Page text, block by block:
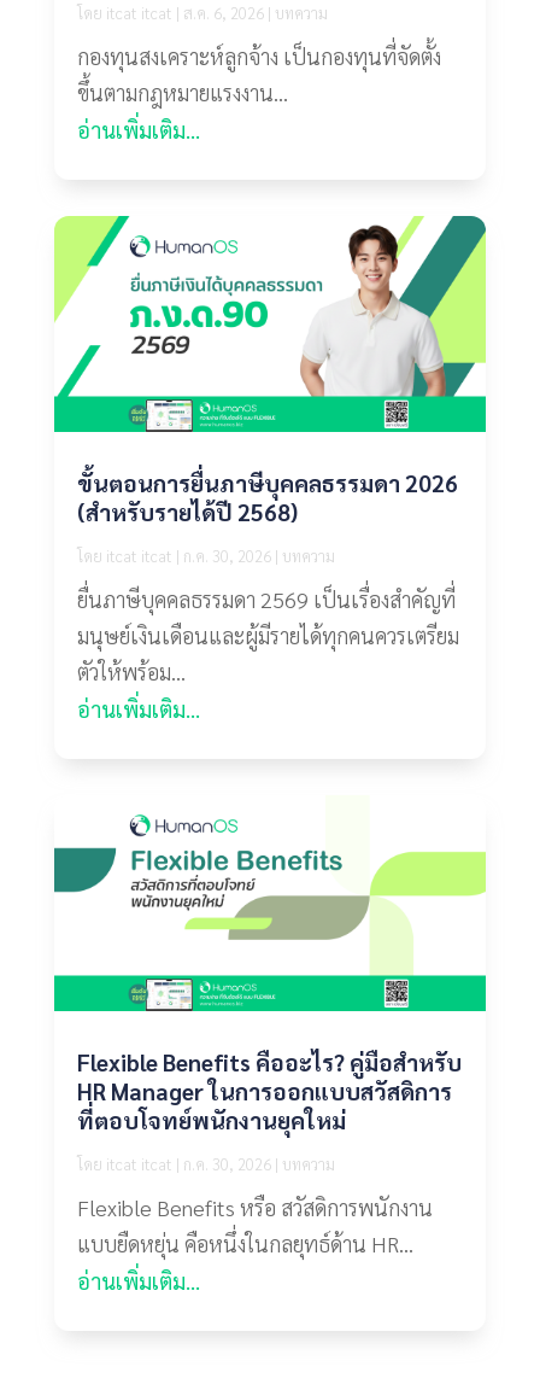
โดย itcat itcat | ส.ค. 6, 2026| บทความ
กองทุนสงเคราะห์ลูกจ้าง เป็นกองทุนที่จัดตั้ง
ขึ้นตามกฎหมายแรงงาน...
อ่านเพิ่มเติม...
ขั้นตอนการยื่นภาษีบุคคลธรรมดา 2026
(สำหรับรายได้ปี 2568)
โดย itcat itcat | ก.ค. 30, 2026| บทความ
ยื่นภาษีบุคคลธรรมดา 2569 เป็นเรื่องสำคัญที่
มนุษย์เงินเดือนและผู้มีรายได้ทุกคนควรเตรียม
ตัวให้พร้อม...
อ่านเพิ่มเติม...
Flexible Benefits คืออะไร? คู่มือสำหรับ
HR Manager ในการออกแบบสวัสดิการ
ที่ตอบโจทย์พนักงานยุคใหม่
โดย itcat itcat | ก.ค. 30, 2026| บทความ
Flexible Benefits หรือ สวัสดิการพนักงาน
แบบยืดหยุ่น คือหนึ่งในกลยุทธ์ด้าน HR...
อ่านเพิ่มเติม...